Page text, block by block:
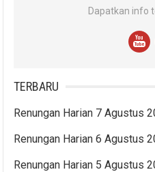
Dapatkan info
TERBARU
Renungan Harian 7 Agustus
Renungan Harian 6 Agustus
Renungan Harian 5 Agustus